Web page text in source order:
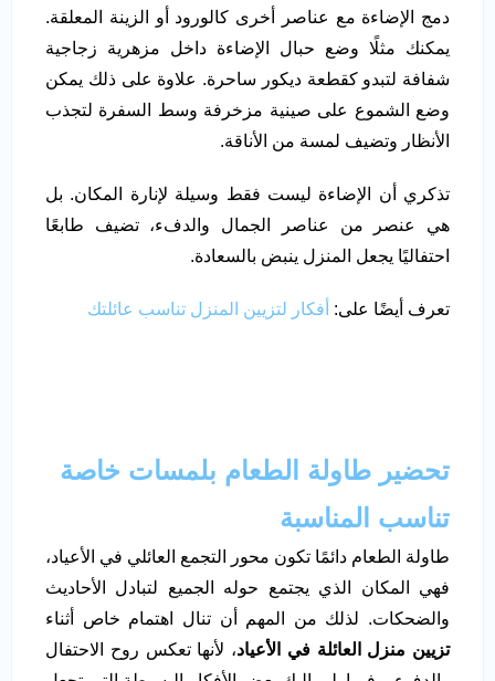
دمج الإضاءة مع عناصر أخرى كالورود أو الزينة المعلقة.
يمكنك مثلًا وضع حبال الإضاءة داخل مزهرية زجاجية
شفافة لتبدو كقطعة ديكور ساحرة. علاوة على ذلك يمكن
وضع الشموع على صينية مزخرفة وسط السفرة لتجذب
الأنظار وتضيف لمسة من الأناقة.
تذكري أن الإضاءة ليست فقط وسيلة لإنارة المكان. بل
هي عنصر من عناصر الجمال والدفء، تضيف طابعًا
احتفاليًا يجعل المنزل ينبض بالسعادة.
تعرف أيضًا على: أفكار لتزيين المنزل تناسب عائلتك
تحضير طاولة الطعام بلمسات خاصة
تناسب المناسبة
طاولة الطعام دائمًا تكون محور التجمع العائلي في الأعياد،
فهي المكان الذي يجتمع حوله الجميع لتبادل الأحاديث
والضحكات. لذلك من المهم أن تنال اهتمام خاص أثناء
تزيين منزل العائلة في الأعياد، لأنها تعكس روح الاحتفال